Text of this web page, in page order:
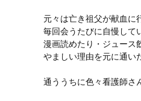
元々は亡き祖父が献血に
毎回会うたびに自慢して
漫画読めたり・ジュース
やましい理由を元に通い
通ううちに色々看護師さ